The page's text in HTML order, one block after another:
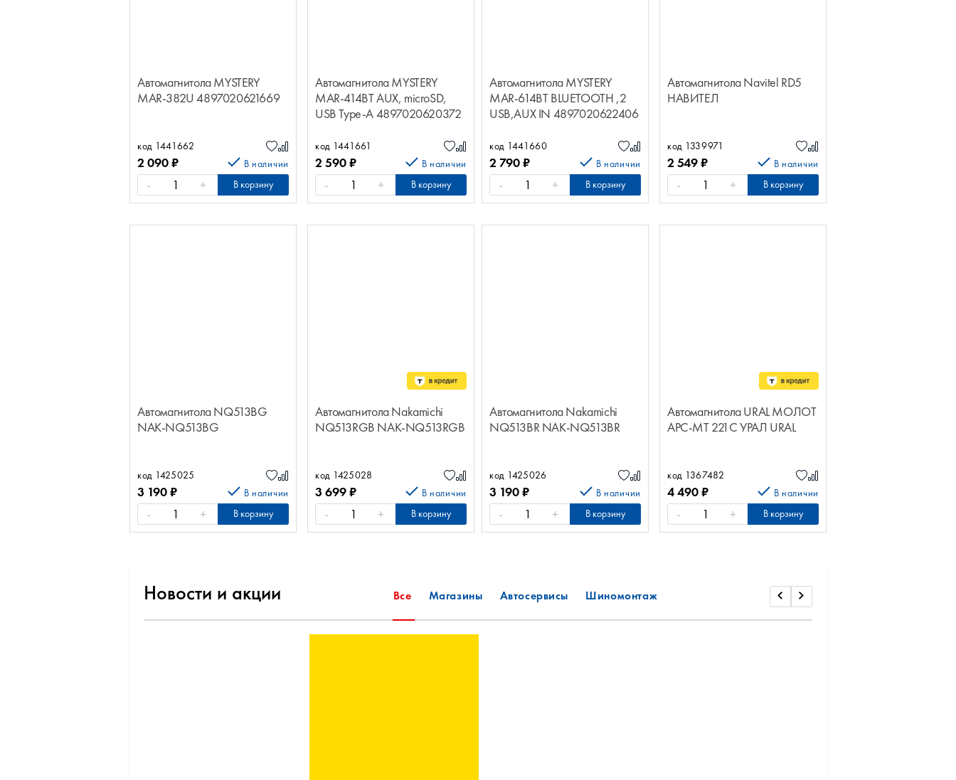
Автомагнитола MYSTERY
MAR-382U 4897020621669
код 1441662
2 090₽ В наличии
- + В корзину
Автомагнитола MYSTERY
MAR-414BT AUX, microSD,
USB Type-A 4897020620372
код 1441661
2 590₽ В наличии
- + В корзину
Автомагнитола MYSTERY
MAR-614BT BLUETOOTH ,2
USB,AUX IN 4897020622406
код 1441660
2 790₽ В наличии
- + В корзину
Автомагнитола Navitel RD5
НАВИТЕЛ
код 1339971
2 549₽ В наличии
- + В корзину
Автомагнитола NQ513BG
NAK-NQ513BG
код 1425025
3 190₽ В наличии
- + В корзину
Автомагнитола Nakamichi
NQ513RGB NAK-NQ513RGB
код 1425028
3 699₽ В наличии
- + В корзину
Автомагнитола Nakamichi
NQ513BR NAK-NQ513BR
код 1425026
3 190₽ В наличии
- + В корзину
Автомагнитола URAL МОЛОТ
АРС-МТ 221С УРАЛ URAL
код 1367482
4 490₽ В наличии
- + В корзину
Новости и акции Все Магазины Автосервисы Шиномонтаж